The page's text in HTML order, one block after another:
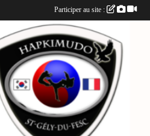
Participer au site :